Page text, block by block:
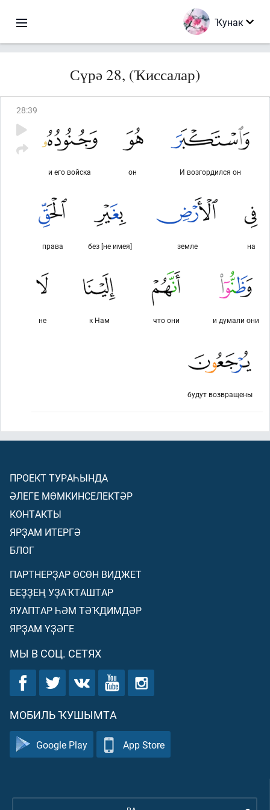
Ҡунак
Сүрә 28, (Ҡиссалар)
28:39
И возгордился он
он
и его войска
на
земле
без [не имея]
права
и думали они
что они
к Нам
не
будут возвращены
ПРОЕКТ ТУРАҺЫНДА
ӘЛЕГЕ МӨМКИНСЕЛЕКТӘР
КОНТАКТЫ
ЯРҘАМ ИТЕРГӘ
БЛОГ
ПАРТНЕРҘАР ӨСӨН ВИДЖЕТ
БЕҘҘЕҢ УҘАҠТАШТАР
ЯУАПТАР ҺӘМ ТӘҠДИМДӘР
ЯРҘАМ ҮҘӘГЕ
МЫ В СОЦ. СЕТЯХ
МОБИЛЬ ҠУШЫМТА
Google Play App Store